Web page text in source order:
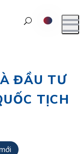
ĐẦU TƯ
TỊCH